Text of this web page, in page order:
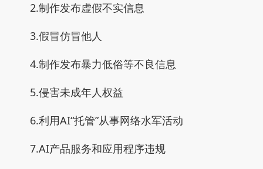
2.制作发布虚假不实信息
3.假冒仿冒他人
4.制作发布暴力低俗等不良信息
5.侵害未成年人权益
6.利用AI“托管”从事网络水军活动
7.AI产品服务和应用程序违规